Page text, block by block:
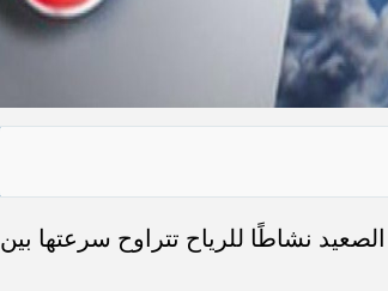
نشاطًا للرياح تتراوح سرعتها بين